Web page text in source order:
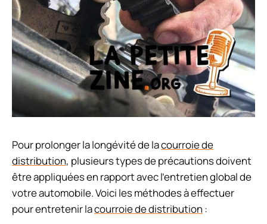
Pour prolonger la longévité de lacourroie de
distribution, plusieurs types de précautions doivent
être appliquées en rapport avec l’entretien global de
votre automobile. Voici les méthodes à effectuer
pour entretenir lacourroie de distribution :